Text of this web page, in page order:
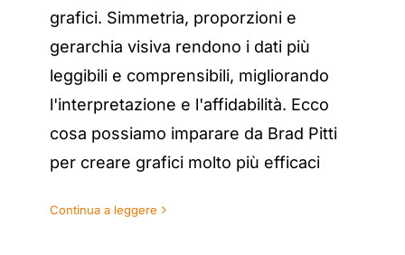
grafici. Simmetria, proporzioni e
gerarchia visiva rendono i dati più
leggibili e comprensibili, migliorando
l'interpretazione e l'affidabilità. Ecco
cosa possiamo imparare da Brad Pitti
per creare grafici molto più efficaci
Continua a leggere